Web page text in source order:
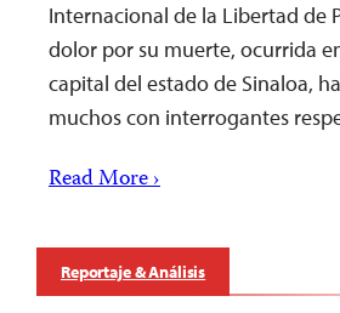
Internacional de la Libertad de
dolor por su muerte, ocurrida
capital del estado de Sinaloa,
muchos con interrogantes
Read More ›
Reportaje & Análisis